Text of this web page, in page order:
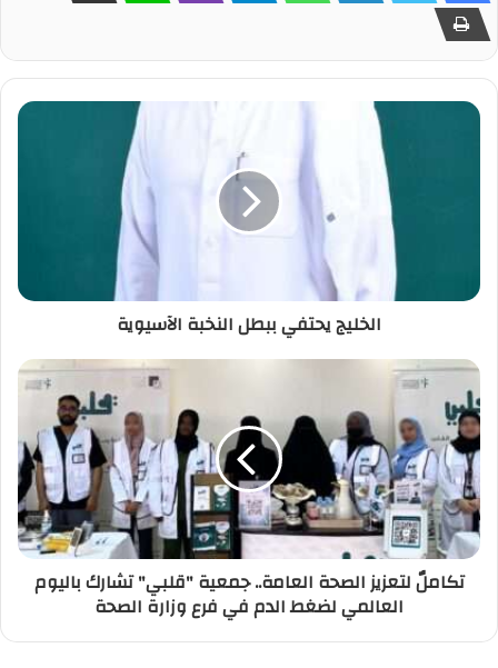
الخليج يحتفي ببطل النخبة الآسيوية
تكاملٌ لتعزيز الصحة العامة.. جمعية "قلبي" تشارك باليوم
العالمي لضغط الدم في فرع وزارة الصحة